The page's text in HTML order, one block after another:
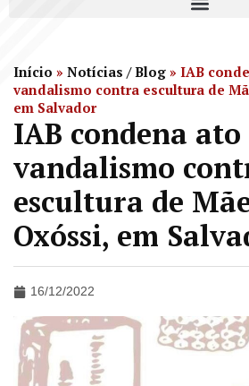
Início » Notícias / Blog » IAB
vandalismo contra escultura de
em Salvador
IAB condena ato
vandalismo
escultura de
Oxóssi, em
16/12/2022